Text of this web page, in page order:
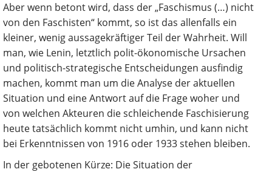
Aber wenn betont wird, dass der „Faschismus (…) nicht
von den Faschisten“ kommt, so ist das allenfalls ein
kleiner, wenig aussagekräftiger Teil der Wahrheit. Will
man, wie Lenin, letztlich polit-ökonomische Ursachen
und politisch-strategische Entscheidungen ausfindig
machen, kommt man um die Analyse der aktuellen
Situation und eine Antwort auf die Frage woher und
von welchen Akteuren die schleichende Faschisierung
heute tatsächlich kommt nicht umhin, und kann nicht
bei Erkenntnissen von 1916 oder 1933 stehen bleiben.
In der gebotenen Kürze: Die Situation der